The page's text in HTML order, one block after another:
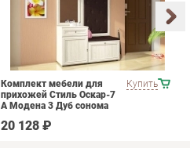
Купить
Комплект мебели для
прихожей Стиль Оскар-7
А Модена 3 Дуб сонома
20 128 ₽